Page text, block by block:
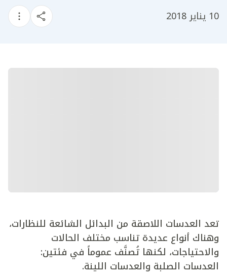
10 يناير 2018
تعد العدسات اللاصقة من البدائل الشائعة للنظارات،
وهناك أنواع عديدة تناسب مختلف الحالات
والاحتياجات، لكنها تُصنَّف عموماً في فئتين:
العدسات الصلبة والعدسات اللينة.